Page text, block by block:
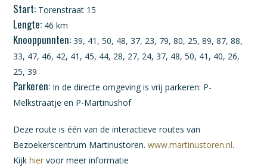
Start: Torenstraat 15
Lengte: 46 km
Knooppunnten:39, 41, 50, 48, 37, 23, 79, 80, 25, 89, 87, 88,
33, 47, 46, 42, 41, 45, 44, 28, 27, 24, 37, 48, 50, 41, 40, 26,
25, 39
Parkeren: In de directe omgeving is vrij parkeren: P-
Melkstraatje en P-Martinushof
Deze route is één van de interactieve routes van
Bezoekerscentrum Martinustoren.www.martinustoren.nl.
Kijkhiervoor meer informatie